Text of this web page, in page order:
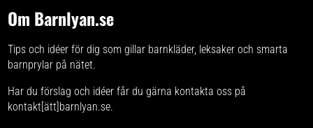
Om Barnlyan.se
Tips och idéer för dig som gillar barnkläder, leksaker och smarta
barnprylar på nätet.
Har du förslag och idéer får du gärna kontakta oss på
kontakt[ätt]barnlyan.se.